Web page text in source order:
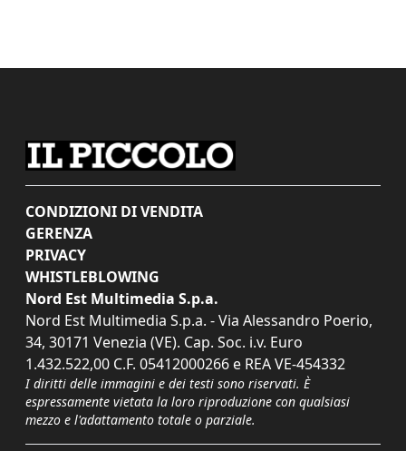
CONDIZIONI DI VENDITA
GERENZA
PRIVACY
WHISTLEBLOWING
Nord Est Multimedia S.p.a.
Nord Est Multimedia S.p.a. - Via Alessandro Poerio,
34, 30171 Venezia (VE). Cap. Soc. i.v. Euro
1.432.522,00 C.F. 05412000266 e REA VE-454332
I diritti delle immagini e dei testi sono riservati. È
espressamente vietata la loro riproduzione con qualsiasi
mezzo e l'adattamento totale o parziale.